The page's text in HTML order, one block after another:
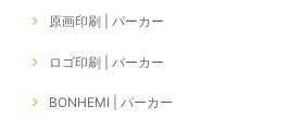
原画印刷 | パーカー
ロゴ印刷 | パーカー
BONHEMI | パーカー